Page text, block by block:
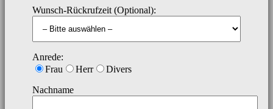
Wunsch-Rückrufzeit (Optional):
Anrede:
Frau
Herr
Divers
Nachname